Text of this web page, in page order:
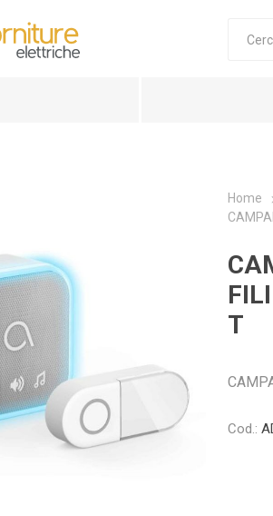
Home
T
Cod.: